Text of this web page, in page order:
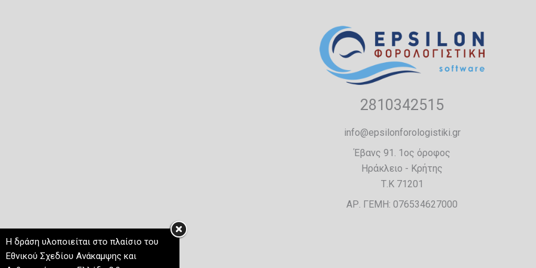
2810342515
info@epsilonforologistiki.gr
Έβανς 91. 1ος όροφος
Ηράκλειο - Κρήτης
Τ.Κ 71201
ΑΡ. ΓΕΜΗ: 076534627000
Η δράση υλοποιείται στο πλαίσιο του
Εθνικού Σχεδίου Ανάκαμψης και